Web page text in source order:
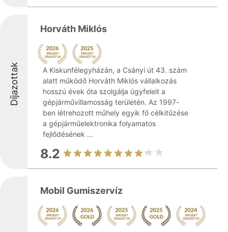
Díjazottak
Horváth Miklós
A Kiskunfélegyházán, a Csányi út 43. szám
alatt működő Horváth Miklós vállalkozás
hosszú évek óta szolgálja ügyfeleit a
gépjárművillamosság területén. Az 1997-
ben létrehozott műhely egyik fő célkitűzése
a gépjárműelektronika folyamatos
fejlődésének ...
8.2
Mobil Gumiszervíz